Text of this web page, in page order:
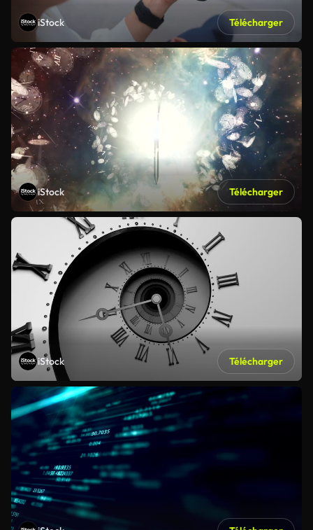
iStock Télécharger
iStock Télécharger
iStock Télécharger